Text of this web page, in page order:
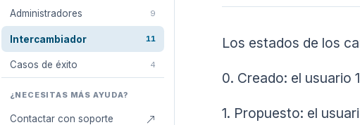
Administradores 9
Intercambiador 11
Casos de éxito 4
¿NECESITAS MÁS AYUDA?
Contactar con soporte
Los estados de los
0. Creado: el usuario
1. Propuesto: el